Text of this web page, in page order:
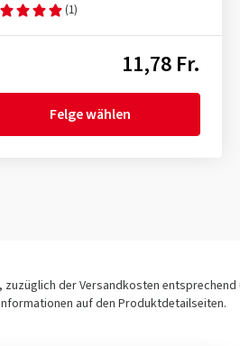
(1)
11,78 Fr.
Felge wählen
der Versandkosten entsprechend
auf den Produktdetailseiten.